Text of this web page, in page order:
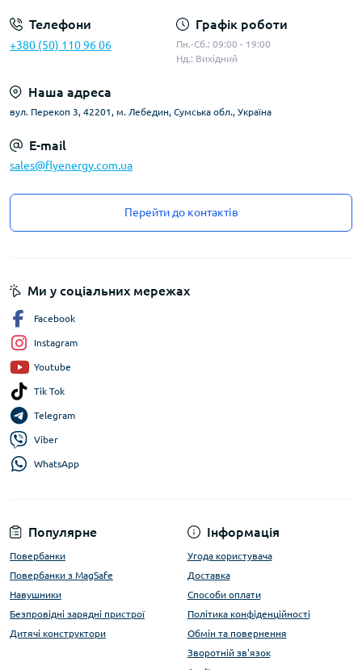
Телефони
+380 (50) 110 96 06
Графік роботи
Пн.-Сб.: 09:00 - 19:00
Нд.: Вихідний
Наша адреса
вул. Перекоп 3, 42201, м. Лебедин, Сумська обл., Україна
E-mail
sales@flyenergy.com.ua
Перейти до контактів
Популярне
Повербанки
Повербанки з MagSafe
Навушники
Безпровідні зарядні пристрої
Дитячі конструктори
Інформація
Угода користувача
Доставка
Способи оплати
Політика конфіденційності
Обмін та повернення
Зворотній зв'язок
Ми у соціальних мережах
Facebook
Instagram
Youtube
Tik Tok
Telegram
Viber
WhatsApp